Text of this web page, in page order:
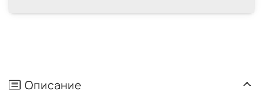
Описание